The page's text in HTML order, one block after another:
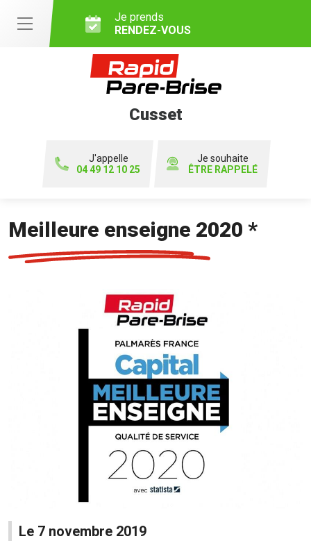
Je prends
RENDEZ-VOUS
Cusset
J'appelle
04 49 12 10 25
Je souhaite
ÊTRE RAPPELÉ
Meilleure enseigne 2020 *
Le 7 novembre 2019